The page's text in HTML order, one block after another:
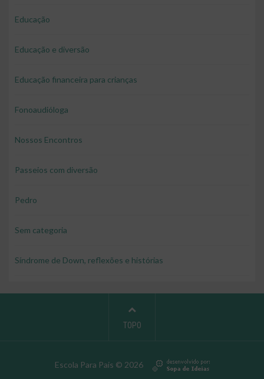
Educação
Educação e diversão
Educação financeira para crianças
Fonoaudióloga
Nossos Encontros
Passeios com diversão
Pedro
Sem categoria
Síndrome de Down, reflexões e histórias
Escola Para Pais © 2026
TOPO